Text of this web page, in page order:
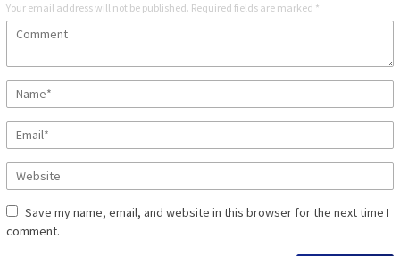
Your email address will not be published. Required fields are marked *
Save my name, email, and website in this browser for the next time I
comment.